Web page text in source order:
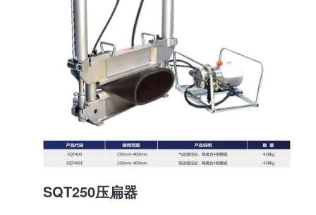
SQT250压扁器